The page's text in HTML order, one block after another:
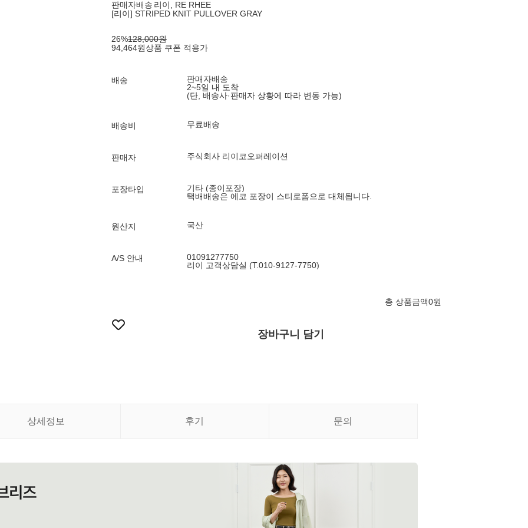
판매자배송 리이, RE RHEE
[리이] STRIPED KNIT PULLOVER GRAY
26%128,000원
94,464원상품 쿠폰 적용가
배송
판매자배송
2~5일 내 도착
(단, 배송사·판매자 상황에 따라 변동 가능)
배송비 무료배송
판매자 주식회사 리이코오퍼레이션
포장타입
기타 (종이포장)
택배배송은 에코 포장이 스티로폼으로 대체됩니다.
원산지 국산
A/S 안내
01091277750
리이 고객상담실 (T.010-9127-7750)
총 상품금액0원
장바구니 담기
상세정보 후기 문의